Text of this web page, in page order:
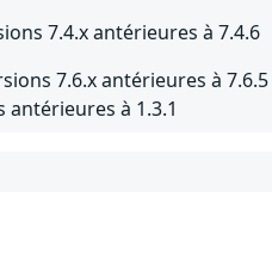
7.4.x antérieures à 7.4.6
7.6.x antérieures à
à 1.3.1